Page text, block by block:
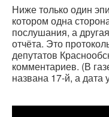
Ниже только один
котором одна
послушания, а
отчёта. Это
депутатов
комментариев. (В
названа 17-й, а дата